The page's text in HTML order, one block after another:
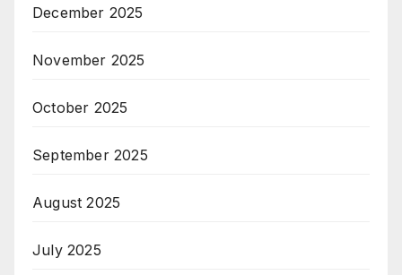
December 2025
November 2025
October 2025
September 2025
August 2025
July 2025